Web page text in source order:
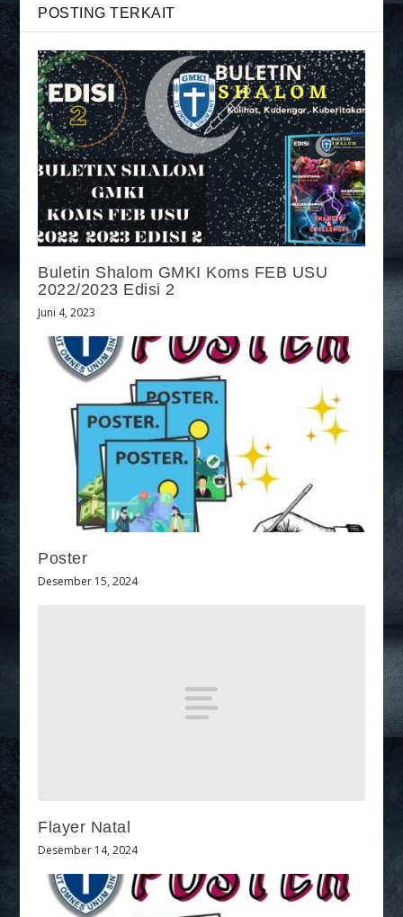
POSTING TERKAIT
Buletin Shalom GMKI Koms FEB USU
2022/2023 Edisi 2
Juni 4, 2023
Poster
Desember 15, 2024
Flayer Natal
Desember 14, 2024